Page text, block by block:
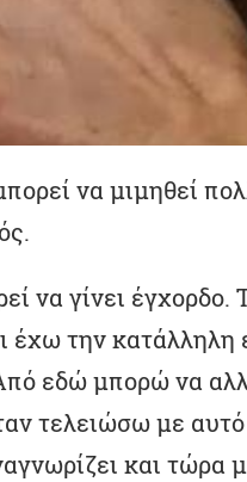
να μιμηθεί
να γίνει έγχορδο.
έχω την κατάλληλη
εδώ μπορώ να
τελειώσω με αυτό
και τώρα